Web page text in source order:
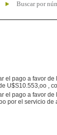
Buscar por
el pago a favor de
U$S10.553,oo ,
el pago a favor
por el servicio de